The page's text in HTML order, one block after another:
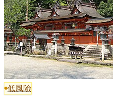
低風險